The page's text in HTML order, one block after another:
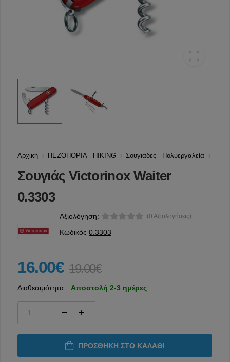
Αρχική ΠΕΖΟΠΟΡΙΑ - HIKING Σουγιάδες - Πολυεργαλεία
Σουγιάς Victorinox Waiter
0.3303
Αξιολόγηση: (0 Αξιολογήσεις)
Κωδικός 0.3303
16.00€ 19.00€
Διαθεσιμότητα: Αποστολή 2-3 ημέρες
ΠΡΟΣΘΉΚΗ ΣΤΟ ΚΑΛΆΘΙ